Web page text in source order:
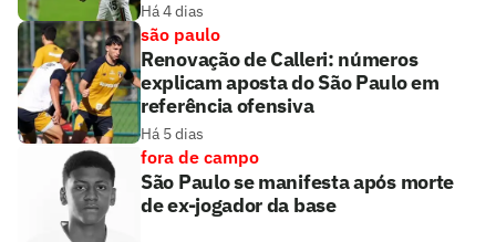
Há 4 dias
são paulo
Renovação de Calleri: números
explicam aposta do São Paulo em
referência ofensiva
Há 5 dias
fora de campo
São Paulo se manifesta após morte
de ex-jogador da base